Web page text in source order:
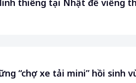
thiêng tại Nhật để viếng
“chợ xe tải mini” hồi sinh